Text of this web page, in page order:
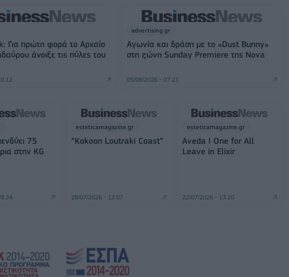
Για πρώτη φορά το Αρχαίο
άνοιξε τις πύλες του
advertising.gr
Αγωνία και δράση με το «Dust Bunny»
στη ζώνη Sunday Premiere της Nova
05/08/2026 - 07:21
75
στην KG
esteticamagazine.gr
“Kokoon Loutraki Coast”
28/07/2026 - 12:07
esteticamagazine.gr
Aveda I One for All
Leave in Elixir
22/07/2026 - 13:20